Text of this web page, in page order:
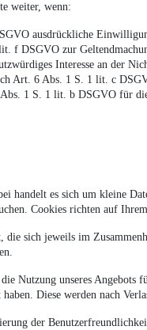
weiter, wenn:
ausdrückliche
f DSGVO zur
Interesse an der
Art. 6 Abs. 1 S. 1 lit. c
1 S. 1 lit. b DSGVO für
handelt es sich um kleine
Cookies richten auf
sich jeweils im
Nutzung unseres Angebots
Diese werden nach
der